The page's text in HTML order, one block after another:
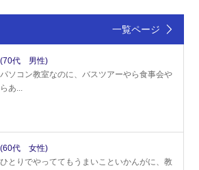
一覧ページ
(70代 男性)
パソコン教室なのに、バスツアーやら食事会や
らあ...
(60代 女性)
ひとりでやっててもうまいこといかんがに、教